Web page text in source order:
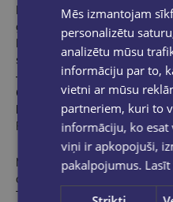
Portugāļu rakstnieceAna
grāmatu autore, debitējusi
Brazīlijā, Meksikā, Kolumbijā,
saņēmušas vairākas balvas,
– FNLIJ (Brazīlija), Banco del
Cuatrogatos (ASV), tās
bibliotēkas (Minhene, Vācija)
Pesoa ir arī aktīva blogere.
MākslinieksBernardu P.
dizainu. 1999. gadā kļuva par
Tangerina līdzdibinātāju, un ir
Mēs izmantojam
personalizētu
analizētu mūsu
informāciju par to,
vietni ar mūsu
partneriem, kuri to
informāciju, ko esat
viņi ir apkopojuši,
pakalpojumus.